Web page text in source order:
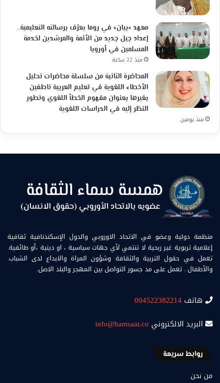
معهد «بيان» في روما يعرّف برسالته التعليمية..
إعداد جيل جديد من الأئمة والمرشدين لخدمة
المسلمين في أوروبا
منذ 22 ساعة
المحاضرة الثانية من سلسلة محاضرات تحليل
الأخطاء اللغوية في تعليم العربية ناطقين
بغيرها بعنوان مفهوم الخطأ اللغوي وتطور
النظر إليه في الدراسات اللغوية
منذ يومين
منظمة دولية وعضو في الاتحاد الاوروبي والدول الإسكندنافية ثقافية
إعلامية تربوية غير ربحية لا تنتمي لأي جهات سياسية ، او دينية ،أو طائفية.
تعمل في حقول التربية والثقافة وشؤون المراة والابداع لدى الشباب.
والأطفال . تعمل على مد جسور التواصل بين المهجر والبلد الاصل.
هاتف 004522382214
البريد الالكتروني info@hamsaat.co
روابط سريعة
من نحن